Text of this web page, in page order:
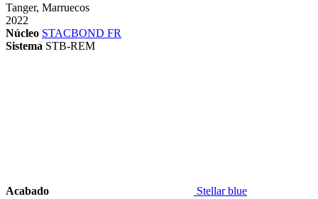
Tanger, Marruecos
2022
Núcleo STACBOND FR
Sistema STB-REM
Acabado Stellar blue